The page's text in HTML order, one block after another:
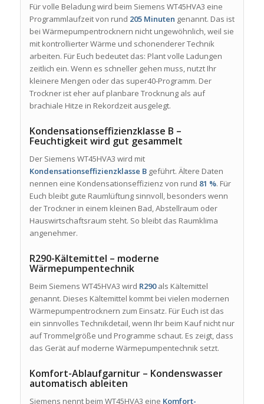
Für volle Beladung wird beim Siemens WT45HVA3 eine
Programmlaufzeit von rund 205 Minuten genannt. Das ist
bei Wärmepumpentrocknern nicht ungewöhnlich, weil sie
mit kontrollierter Wärme und schonenderer Technik
arbeiten. Für Euch bedeutet das: Plant volle Ladungen
zeitlich ein. Wenn es schneller gehen muss, nutzt Ihr
kleinere Mengen oder das super40-Programm. Der
Trockner ist eher auf planbare Trocknung als auf
brachiale Hitze in Rekordzeit ausgelegt.
Kondensationseffizienzklasse B –
Feuchtigkeit wird gut gesammelt
Der Siemens WT45HVA3 wird mit
Kondensationseffizienzklasse Bgeführt. Ältere Daten
nennen eine Kondensationseffizienz von rund 81 %. Für
Euch bleibt gute Raumlüftung sinnvoll, besonders wenn
der Trockner in einem kleinen Bad, Abstellraum oder
Hauswirtschaftsraum steht. So bleibt das Raumklima
angenehmer.
R290-Kältemittel – moderne
Wärmepumpentechnik
Beim Siemens WT45HVA3 wird R290als Kältemittel
genannt. Dieses Kältemittel kommt bei vielen modernen
Wärmepumpentrocknern zum Einsatz. Für Euch ist das
ein sinnvolles Technikdetail, wenn Ihr beim Kauf nicht nur
auf Trommelgröße und Programme schaut. Es zeigt, dass
das Gerät auf moderne Wärmepumpentechnik setzt.
Komfort-Ablaufgarnitur – Kondenswasser
automatisch ableiten
Siemens nennt beim WT45HVA3 eine Komfort-